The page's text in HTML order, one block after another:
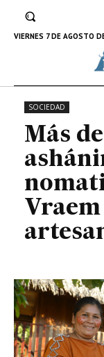
VIERNES 7 DE AGOSTO
SOCIEDAD
Más